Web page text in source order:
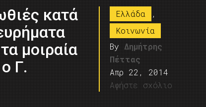
κατά
μοιραία
Γ.
Ελλάδα
,
Κοινωνία
By Δημήτρης
Πέττας
Απρ 22, 2014
Αφήστε σχόλιο